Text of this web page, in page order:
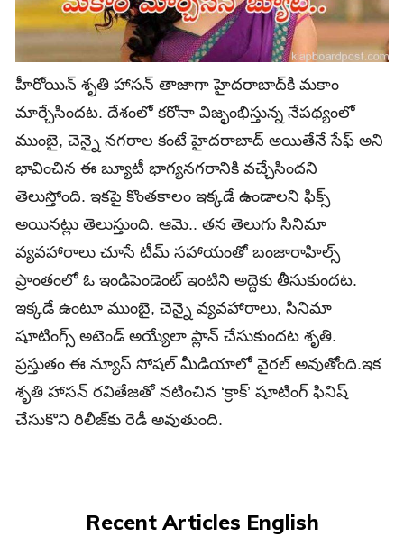
హీరోయిన్ శృతి హాసన్ తాజాగా హైదరాబాద్‌కి మకాం
మార్చేసిందట. దేశంలో కరోనా విజృంభిస్తున్న నేపథ్యంలో
ముంబై, చెన్నై నగరాల కంటే హైదరాబాద్ అయితేనే సేఫ్ అని
భావించిన ఈ బ్యూటీ భాగ్యనగరానికి వచ్చేసిందని
తెలుస్తోంది. ఇకపై కొంతకాలం ఇక్కడే ఉండాలని ఫిక్స్‌
అయినట్లు తెలుస్తుంది. ఆమె.. తన తెలుగు సినిమా
వ్యవహారాలు చూసే టీమ్ సహాయంతో బంజారాహిల్స్
ప్రాంతంలో ఓ ఇండిపెండెంట్ ఇంటిని అద్దెకు తీసుకుందట.
ఇక్కడే ఉంటూ ముంబై, చెన్నై వ్యవహారాలు, సినిమా
షూటింగ్స్ అటెండ్ అయ్యేలా ప్లాన్ చేసుకుందట శృతి.
ప్రస్తుతం ఈ న్యూస్ సోషల్ మీడియాలో వైరల్ అవుతోంది.ఇక
శృతి హాసన్‌ రవితేజతో నటించిన ‘క్రాక్’ షూటింగ్ ఫినిష్
చేసుకొని రిలీజ్‌కు రెడీ అవుతుంది.
Recent Articles English